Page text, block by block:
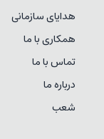
هدایای سازمانی
همکاری با ما
تماس با ما
درباره ما
شعب